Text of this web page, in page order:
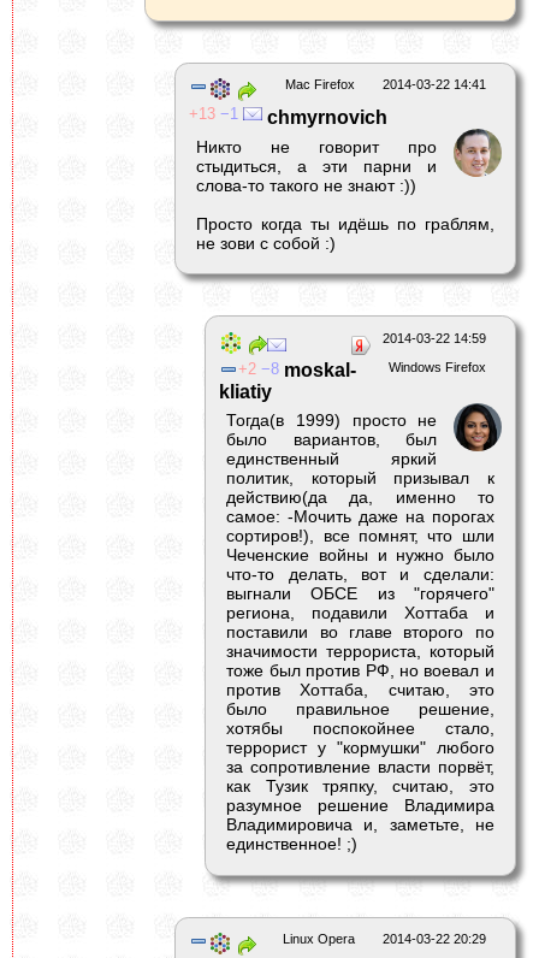
2014-03-22 14:41
Mac Firefox
13 1 chmyrnovich
Никто не говорит про
стыдиться, а эти парни и
слова-то такого не знают :))
Просто когда ты идёшь по граблям,
не зови с собой :)
2014-03-22 14:59
Windows Firefox
2 8 moskal-
kliatiy
Тогда(в 1999) просто не
было вариантов, был
единственный яркий
политик, который призывал к
действию(да да, именно то
самое: -Мочить даже на порогах
сортиров!), все помнят, что шли
Чеченские войны и нужно было
что-то делать, вот и сделали:
выгнали ОБСЕ из "горячего"
региона, подавили Хоттаба и
поставили во главе второго по
значимости террориста, который
тоже был против РФ, но воевал и
против Хоттаба, считаю, это
было правильное решение,
хотябы поспокойнее стало,
террорист у "кормушки" любого
за сопротивление власти порвёт,
как Тузик тряпку, считаю, это
разумное решение Владимира
Владимировича и, заметьте, не
единственное! ;)
2014-03-22 20:29
Linux Opera